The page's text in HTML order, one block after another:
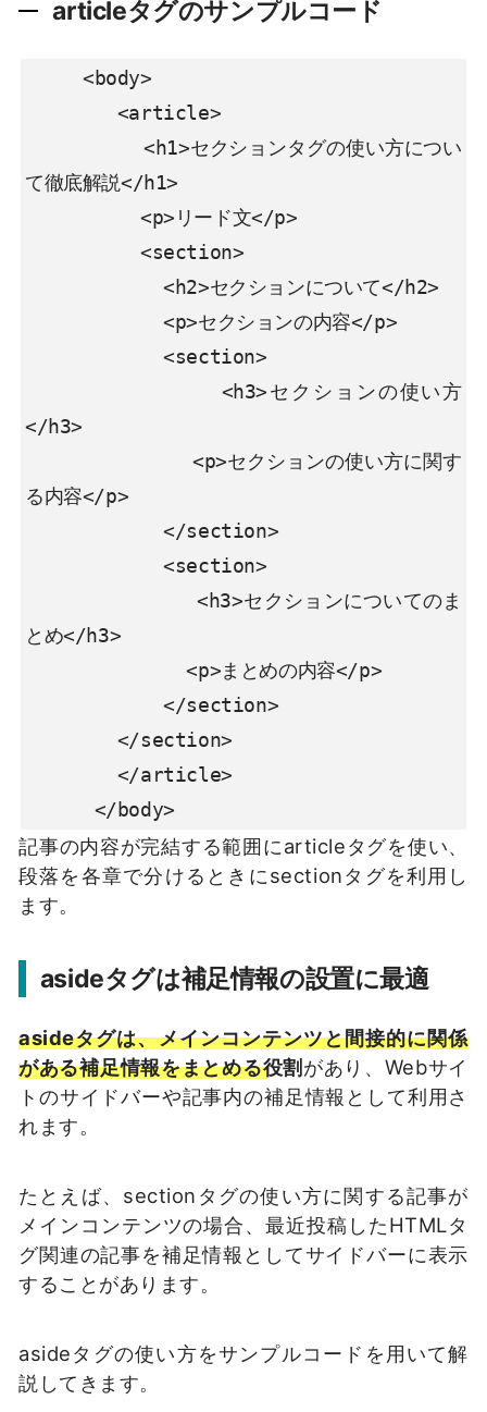
articleタグのサンプルコード
     <body>
て徹底解説</h1>
          <p>リード文</p>
          <section>
            <h2>セクションについて</h2>
            <p>セクションの内容</p>
            <section>
</h3>
              <p>セクションの使い方に関す
る内容</p>
            </section>
            <section>
              <h3>セクションについてのま
とめ</h3>
              <p>まとめの内容</p>
            </section>
      </body>
記事の内容が完結する範囲にarticleタグを使い、
段落を各章で分けるときにsectionタグを利用し
ます。
asideタグは補足情報の設置に最適
asideタグは、メインコンテンツと間接的に関係
がある補足情報をまとめる役割 があり、Webサイ
トのサイドバーや記事内の補足情報として利用さ
れます。
たとえば、sectionタグの使い方に関する記事が
メインコンテンツの場合、最近投稿したHTMLタ
グ関連の記事を補足情報としてサイドバーに表示
することがあります。
asideタグの使い方をサンプルコードを用いて解
説してきます。